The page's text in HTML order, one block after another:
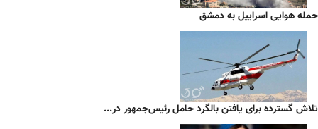
حمله هوایی اسراییل به دمشق
تلاش گسترده برای یافتن بالگرد حامل رئیس‌جمهور در...